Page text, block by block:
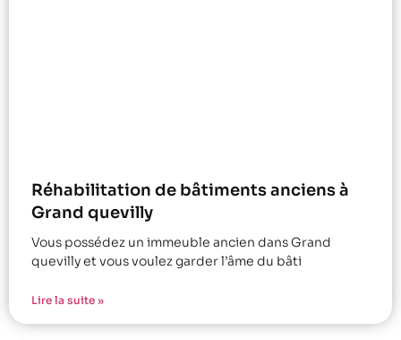
Réhabilitation de bâtiments anciens à
Grand quevilly
Vous possédez un immeuble ancien dans Grand
quevilly et vous voulez garder l’âme du bâti
Lire la suite »